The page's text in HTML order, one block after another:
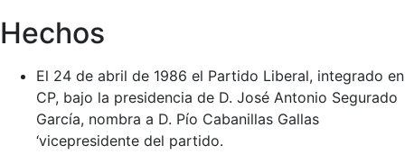
Hechos
El 24 de abril de 1986 el Partido Liberal, integrado en
CP, bajo la presidencia de D. José Antonio Segurado
García, nombra a D. Pío Cabanillas Gallas
‘vicepresidente del partido.